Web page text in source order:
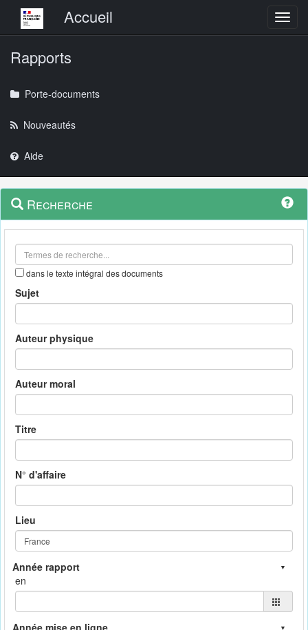
Menu principalAccueil
Rapports
Porte-documents
Nouveautés
Aide
Navigation
outils
Menu
contextuel
Recherche
dans le texte intégral des documents
Sujet
Auteur physique
Auteur moral
Titre
N° d'affaire
Lieu
en